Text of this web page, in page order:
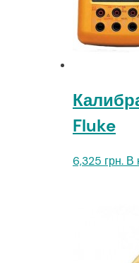
Fluke
6,325 грн. В